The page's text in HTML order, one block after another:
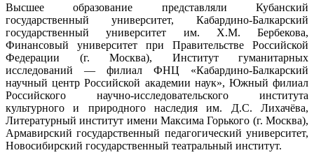
Высшее образование представляли Кубанский
государственный университет, Кабардино-Балкарский
государственный университет им. Х.М. Бербекова,
Финансовый университет при Правительстве Российской
Федерации (г. Москва), Институт гуманитарных
исследований — филиал ФНЦ «Кабардино-Балкарский
научный центр Российской академии наук», Южный филиал
Российского научно-исследовательского института
культурного и природного наследия им. Д.С. Лихачёва,
Литературный институт имени Максима Горького (г. Москва),
Армавирский государственный педагогический университет,
Новосибирский государственный театральный институт.